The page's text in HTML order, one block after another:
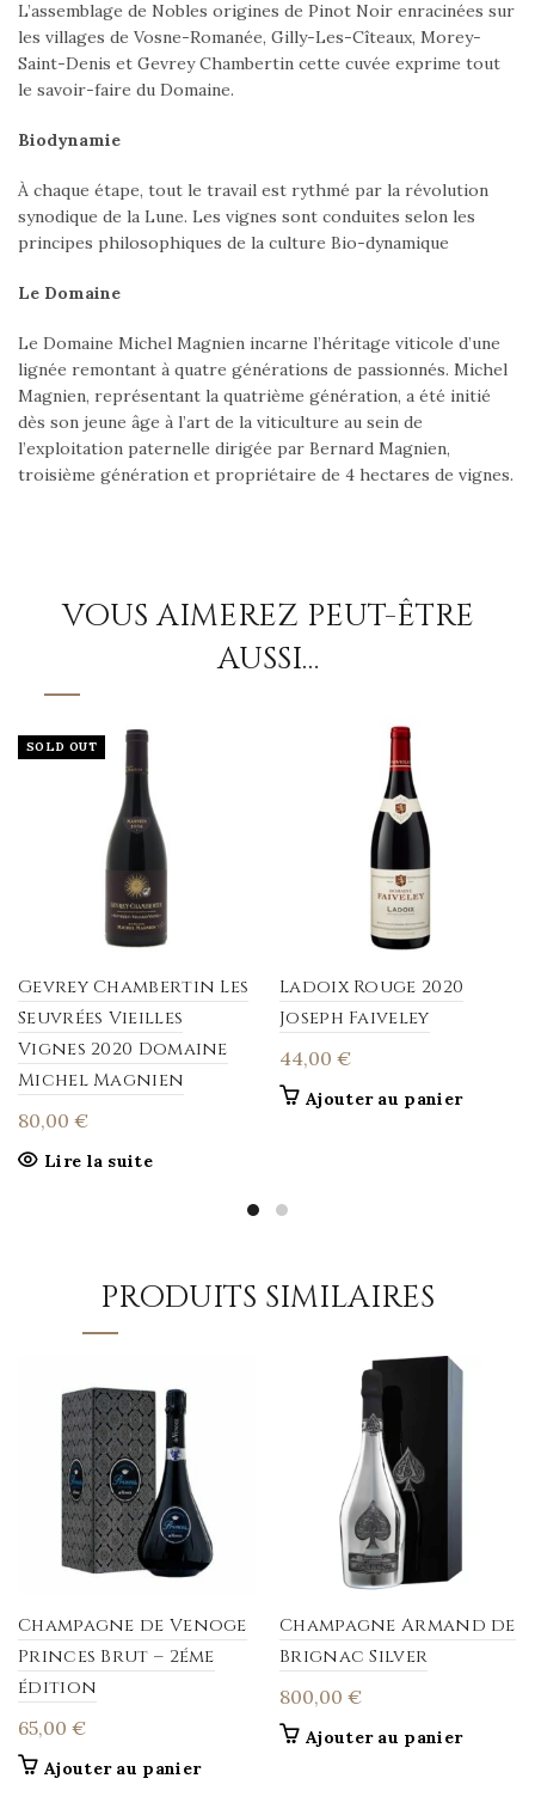
L’assemblage de Nobles origines de Pinot Noir enracinées sur
les villages de Vosne-Romanée, Gilly-Les-Cîteaux, Morey-
Saint-Denis et Gevrey Chambertin cette cuvée exprime tout
le savoir-faire du Domaine.
Biodynamie
À chaque étape, tout le travail est rythmé par la révolution
synodique de la Lune. Les vignes sont conduites selon les
principes philosophiques de la culture Bio-dynamique
Le Domaine
Le Domaine Michel Magnien incarne l’héritage viticole d’une
lignée remontant à quatre générations de passionnés. Michel
Magnien, représentant la quatrième génération, a été initié
dès son jeune âge à l’art de la viticulture au sein de
l’exploitation paternelle dirigée par Bernard Magnien,
troisième génération et propriétaire de 4 hectares de vignes.
VOUS AIMEREZ PEUT-ÊTRE
AUSSI…
SOLD OUT
Gevrey Chambertin Les
Seuvrées Vieilles
Vignes 2020 Domaine
Michel Magnien
80,00 €
Lire la suite
Ladoix Rouge 2020
Joseph Faiveley
44,00 €
Ajouter au panier
PRODUITS SIMILAIRES
Champagne de Venoge
Princes Brut – 2éme
édition
65,00 €
Ajouter au panier
Champagne Armand de
Brignac Silver
800,00 €
Ajouter au panier